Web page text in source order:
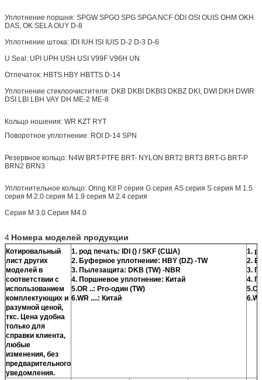
Уплотнение поршня: SPGW SPGO SPG SPGA NCF ODI OSI OUIS OHM OKH
DAS, OK SELA OUY D-8
Уплотнение штока: IDI IUH ISI IUIS D-2 D-3 D-6
U Seal: UPI UPH USH USI V99F V96H UN
Отпечаток: HBTS HBY HBTTS D-14
Уплотнение стеклоочистителя: DKB DKBI DKBI3 DKBZ DKI, DWI DKH DWIR
DSI LBI LBH VAY DH ME-2 ME-8
Кольцо ношения: WR KZT RYT
Поворотное уплотнение: ROI D-14 SPN
Резервное кольцо: N4W BRT-PTFE BRT- NYLON BRT2 BRT3 BRT-G BRT-P
BRN2 BRN3
Уплотнительное кольцо: Oring Kit P серия G серия AS серия S серия M 1.5
серия M 2.0 серия M 1.9 серия M 2.4 серия
Серия M 3.0 Серия M4.0
4 Номера моделей продукции
Котировальный
лист других
моделей в
соответствии с
использованием
комплектующих и
разумной ценой,
ткс. Цена удобна
только для
справки клиента,
любые
изменения, без
предварительного
уведомления.
1. род печать: IDI () / SKF (США)
2. Буферное уплотнение: HBY (DZ) -TW
3. Пылезащита: DKB (TW) -NBR
4. Поршневое уплотнение: Китай
5.OR ..: Pro-один (TW)
6.WR ....: Китай
1.
2.
3.
4.